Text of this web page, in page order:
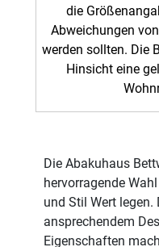
die
Abweichungen
werden sollten. Die
Hinsicht eine
Die Abakuhaus
hervorragende
und Stil Wert
ansprechendem
Eigenschaften